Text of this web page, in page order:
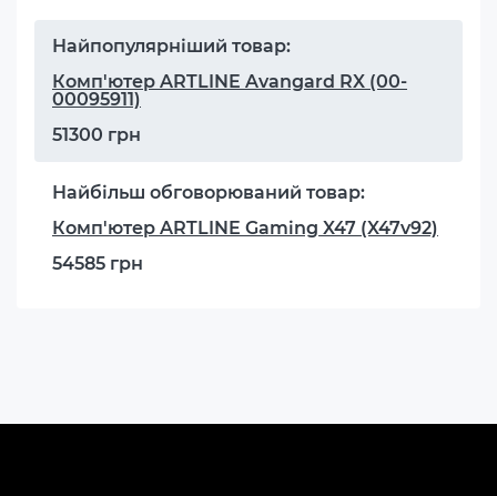
Найпопулярніший товар:
Комп'ютер ARTLINE Avangard RX (00-
00095911)
51300 грн
Найбільш обговорюваний товар:
Комп'ютер ARTLINE Gaming X47 (X47v92)
54585 грн